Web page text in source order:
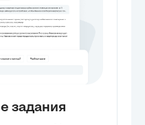
задания